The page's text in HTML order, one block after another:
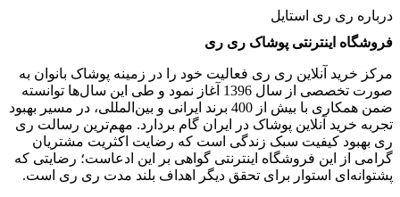
درباره ری ری استایل
فروشگاه اینترنتی پوشاک ری ری
مرکز خرید آنلاین ری ری فعالیت خود را در زمینه پوشاک بانوان به
‌صورت تخصصی از سال 1396 آغاز نمود و طی این سال‌ها توانسته
ضمن همکاری با بیش از 400 برند ایرانی و بین‌المللی، در مسیر بهبود
تجربه خرید آنلاین پوشاک در ایران گام بردارد. مهم‌ترین رسالت ری
ری بهبود کیفیت سبک زندگی است که رضایت اکثریت مشتریان
گرامی از این فروشگاه اینترنتی گواهی بر این ادعاست؛ رضایتی که
پشتوانه‌ای استوار برای تحقق دیگر اهداف بلند مدت ری ری است.